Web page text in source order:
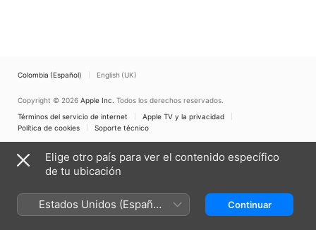
Colombia (Español) English (UK)
Copyright © 2026 Apple Inc. Todos los derechos reservados.
Términos del servicio de internet
Apple TV y la privacidad
Política de cookies
Soporte técnico
Elige otro país para ver el contenido específico
de tu ubicación
Estados Unidos (Español
México)
Continuar